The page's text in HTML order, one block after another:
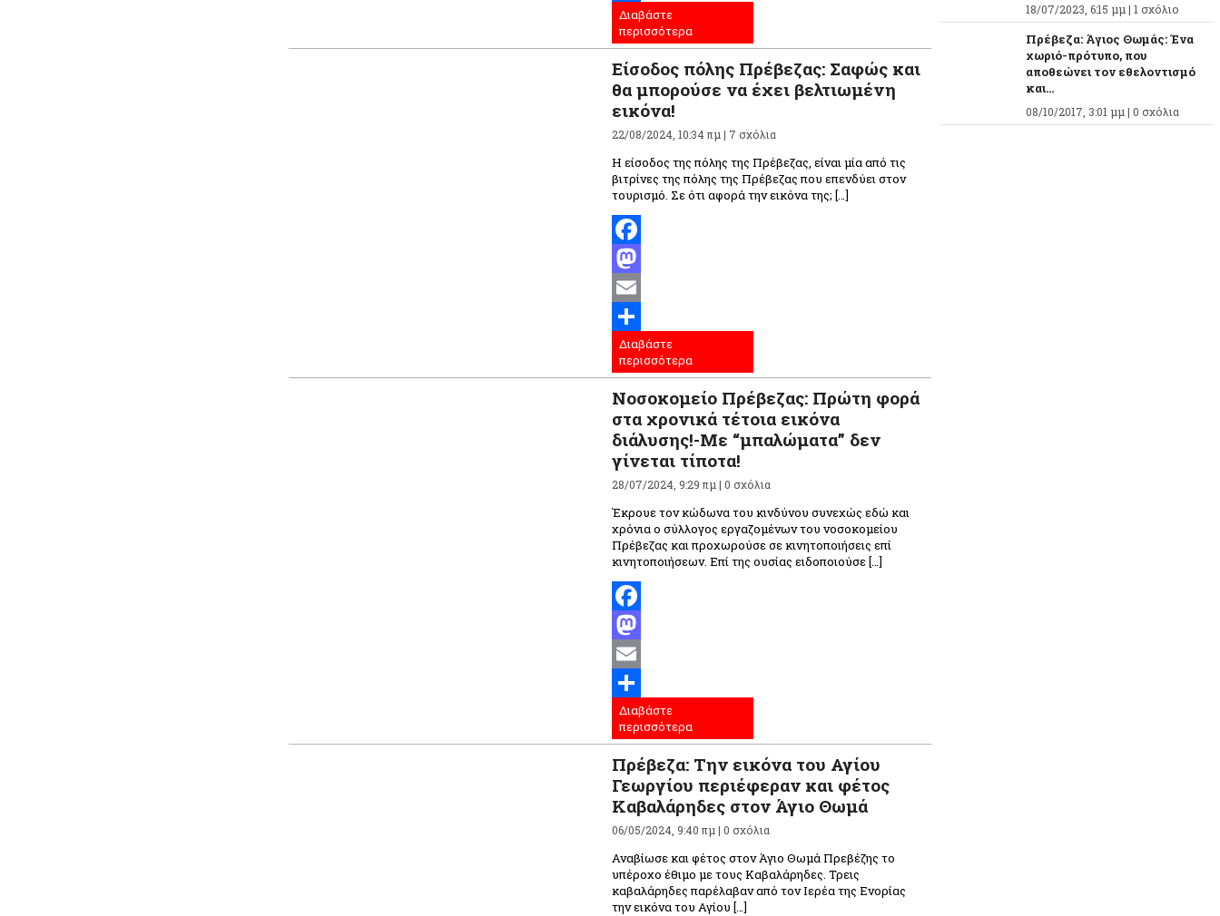
Μοιραστείτε
Διαβάστε
περισσότερα
Είσοδος πόλης Πρέβεζας: Σαφώς και
θα μπορούσε να έχει βελτιωμένη
εικόνα!
22/08/2024, 10:34 πμ | 7 σχόλια
Η είσοδος της πόλης της Πρέβεζας, είναι μία από τις
βιτρίνες της πόλης της Πρέβεζας που επενδύει στον
τουρισμό. Σε ότι αφορά την εικόνα της; […]
Facebook
Mastodon
Email
Μοιραστείτε
Διαβάστε
περισσότερα
Νοσοκομείο Πρέβεζας: Πρώτη φορά
στα χρονικά τέτοια εικόνα
διάλυσης!-Με “μπαλώματα” δεν
γίνεται τίποτα!
28/07/2024, 9:29 πμ |0 σχόλια
Έκρουε τον κώδωνα του κινδύνου συνεχώς εδώ και
χρόνια ο σύλλογος εργαζομένων του νοσοκομείου
Πρέβεζας και προχωρούσε σε κινητοποιήσεις επί
κινητοποιήσεων. Επί της ουσίας ειδοποιούσε […]
Facebook
Mastodon
Email
Μοιραστείτε
Διαβάστε
περισσότερα
Πρέβεζα: Την εικόνα του Αγίου
Γεωργίου περιέφεραν και φέτος
Καβαλάρηδες στον Άγιο Θωμά
06/05/2024, 9:40 πμ |0 σχόλια
Αναβίωσε και φέτος στον Άγιο Θωμά Πρεβέζης το
υπέροχο έθιμο με τους Καβαλάρηδες. Τρεις
καβαλάρηδες παρέλαβαν από τον Ιερέα της Ενορίας
την εικόνα του Αγίου […]
18/07/2023, 6:15 μμ | 1 σχόλιο
Πρέβεζα: Άγιος Θωμάς: Ένα
χωριό-πρότυπο, που
αποθεώνει τον εθελοντισμό
και...
08/10/2017, 3:01 μμ | 0 σχόλια